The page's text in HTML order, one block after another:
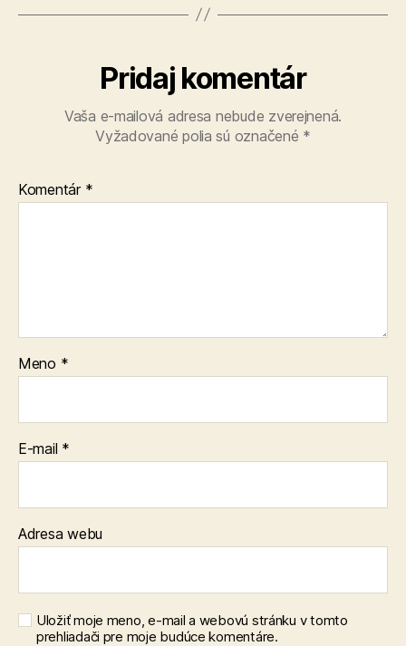
Pridaj komentár
Vaša e-mailová adresa nebude zverejnená.
Vyžadované polia sú označené *
Komentár *
Meno *
E-mail *
Adresa webu
Uložiť moje meno, e-mail a webovú stránku v tomto
prehliadači pre moje budúce komentáre.